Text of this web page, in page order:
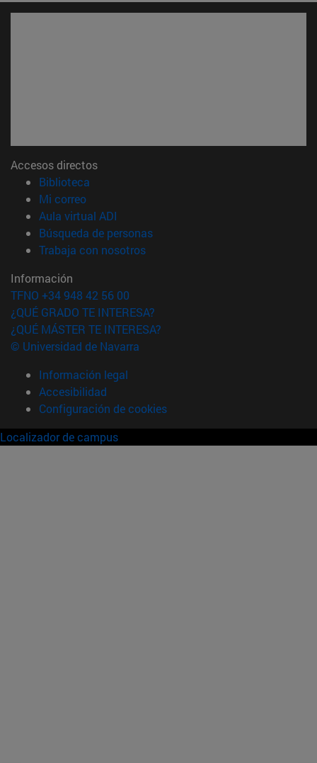
Accesos directos
Biblioteca
Mi correo(abre en nueva ventana)
Aula virtual ADI
Búsqueda de personas(abre en nueva ventana)
Trabaja con nosotros(abre en nueva ventana)
Información
TFNO +34 948 42 56 00
¿QUÉ GRADO TE INTERESA?
¿QUÉ MÁSTER TE INTERESA?
© Universidad de Navarra
Información legal
Accesibilidad
Configuración de cookies
Localizador de campus